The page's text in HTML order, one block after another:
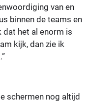
van en
binnen de teams en
dat het al enorm is
kijk, dan zie ik
schermen nog altijd